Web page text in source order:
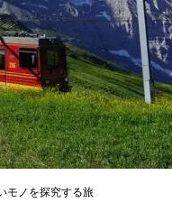
モノを探究する旅